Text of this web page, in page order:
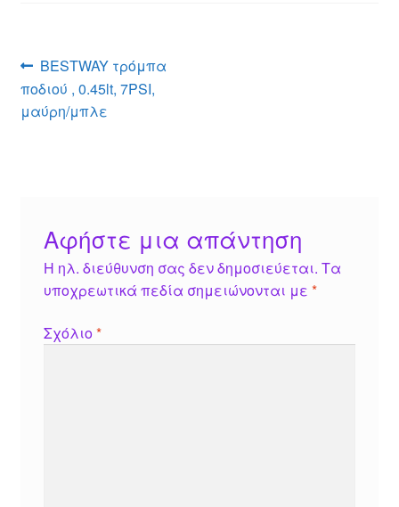
g
er
p
p
e
Πλοήγηση
άρθρων
Προηγούμενο
άρθρο:
BESTWAY τρόμπα
ποδιού , 0.45lt, 7PSI,
μαύρη/μπλε
Αφήστε μια απάντηση
Η ηλ. διεύθυνση σας δεν δημοσιεύεται. Τα
υποχρεωτικά πεδία σημειώνονται με *
Σχόλιο*